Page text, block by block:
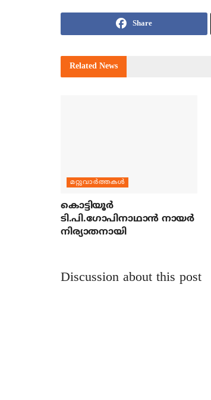
Share
Related News
മറ്റുവാര്‍ത്തകള്‍
കൊട്ടിയൂര്‍
ടി.പി.ഗോപിനാഥാന്‍ നായര്‍
നിര്യാതനായി
Discussion about this post